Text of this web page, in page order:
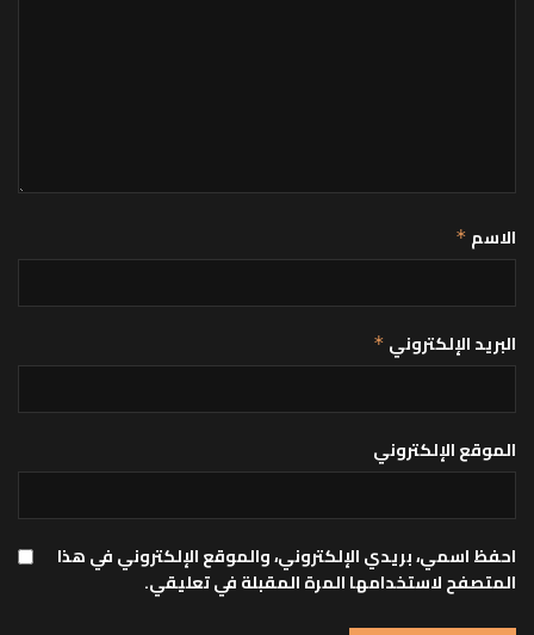
الاسم *
البريد الإلكتروني *
الموقع الإلكتروني
احفظ اسمي، بريدي الإلكتروني، والموقع الإلكتروني في هذا
المتصفح لاستخدامها المرة المقبلة في تعليقي.